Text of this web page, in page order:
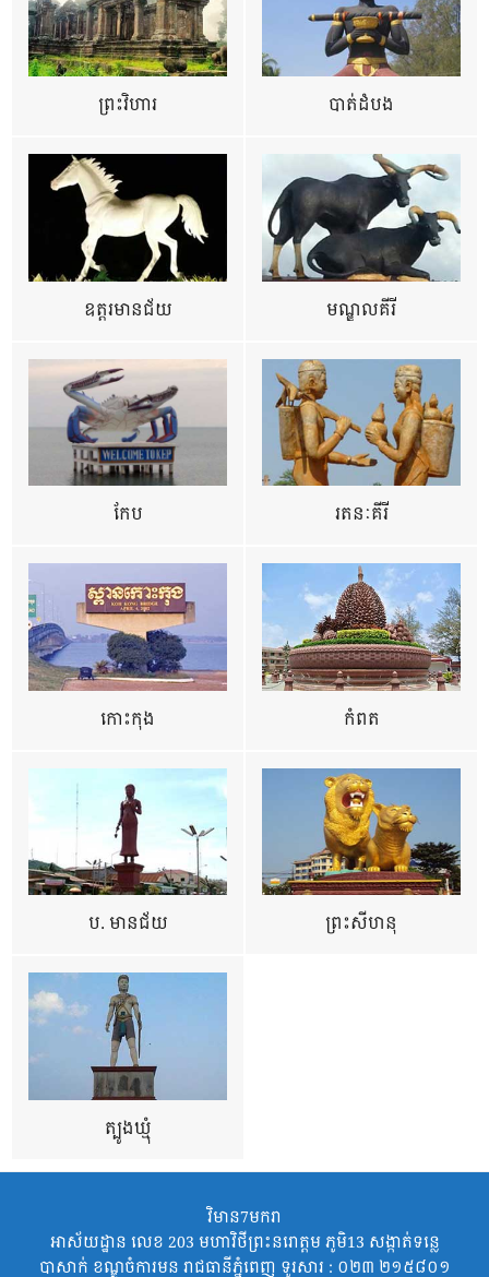
ព្រះវិហារ បាត់ដំបង
ឧត្ដរមានជ័យ មណ្ឌលគីរី
កែប រតនៈគីរី
កោះកុង កំពត
ប. មានជ័យ ព្រះសីហនុ
ត្បូងឃ្មុំ
វិមាន7មករា
អាស័យដ្ឋាន លេខ 203 មហាវិថីព្រះនរោត្តម ភូមិ13 សង្កាត់ទន្លេ
បាសាក់ ខណ្ឌចំការមន រាជធានីភ្នំពេញ ទូរសារ : ០២៣ ២១៥៨០១